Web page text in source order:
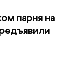
парня на